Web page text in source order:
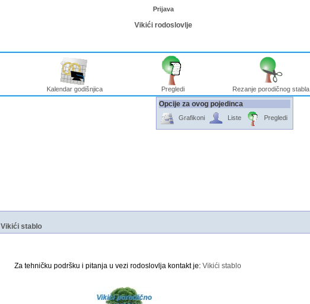
Prijava
Vikići rodoslovlje
Kalendar godišnjica Pregledi Rezanje porodičnog stabla
Opcije za ovog pojedinca
Grafikoni Liste Pregledi
Vikići stablo
Za tehničku podršku i pitanja u vezi rodoslovlja kontakt je:Vikići stablo